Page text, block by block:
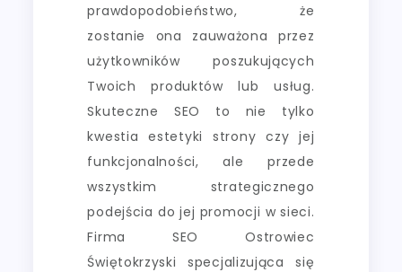
prawdopodobieństwo, że
zostanie ona zauważona przez
użytkowników poszukujących
Twoich produktów lub usług.
Skuteczne SEO to nie tylko
kwestia estetyki strony czy jej
funkcjonalności, ale przede
wszystkim strategicznego
podejścia do jej promocji w sieci.
Firma SEO Ostrowiec
Świętokrzyski specjalizująca się